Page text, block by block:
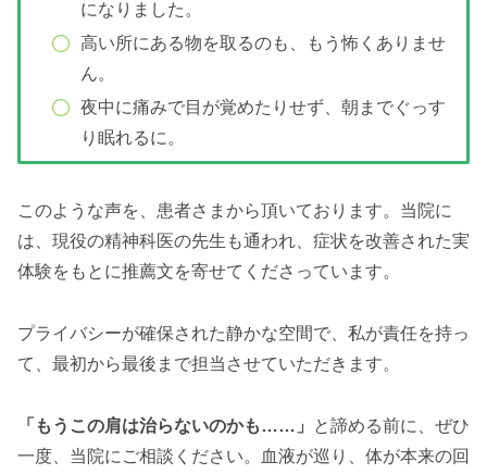
になりました。
高い所にある物を取るのも、もう怖くありませ
ん。
夜中に痛みで目が覚めたりせず、朝までぐっす
り眠れるに。
このような声を、患者さまから頂いております。当院に
は、現役の精神科医の先生も通われ、症状を改善された実
体験をもとに推薦文を寄せてくださっています。
プライバシーが確保された静かな空間で、私が責任を持っ
て、最初から最後まで担当させていただきます。
「もうこの肩は治らないのかも……」
と諦める前に、ぜひ
一度、当院にご相談ください。血液が巡り、体が本来の回